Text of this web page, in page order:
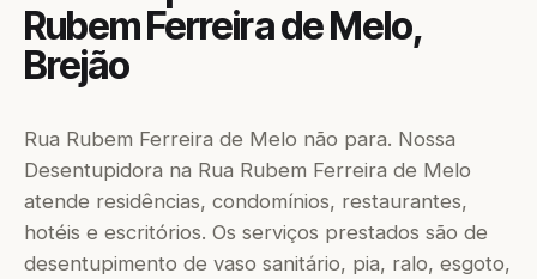
Rubem Ferreira de Melo,
Brejão
Rua Rubem Ferreira de Melo não para. Nossa
Desentupidora na Rua Rubem Ferreira de Melo
atende residências, condomínios, restaurantes,
hotéis e escritórios. Os serviços prestados são de
desentupimento de vaso sanitário, pia, ralo, esgoto,